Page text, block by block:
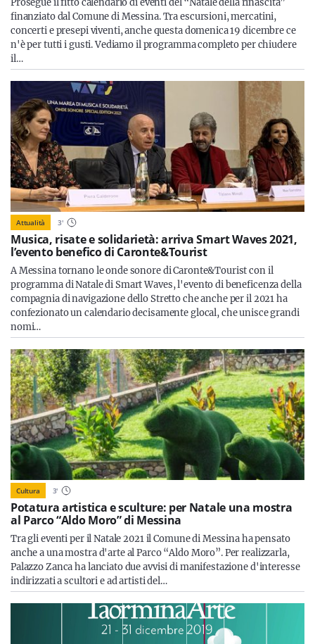
Prosegue il fitto calendario di eventi del “Natale della rinascita”
finanziato dal Comune di Messina. Tra escursioni, mercatini,
concerti e presepi viventi, anche questa domenica 19 dicembre ce
n'è per tutti i gusti. Vediamo il programma completo per chiudere
il…
Attualità 3'
Musica, risate e solidarietà: arriva Smart Waves 2021,
l’evento benefico di Caronte&Tourist
A Messina tornano le onde sonore di Caronte&Tourist con il
programma di Natale di Smart Waves, l'evento di beneficenza della
compagnia di navigazione dello Stretto che anche per il 2021 ha
confezionato un calendario decisamente glocal, che unisce grandi
nomi…
Cultura 3'
Potatura artistica e sculture: per Natale una mostra
al Parco “Aldo Moro” di Messina
Tra gli eventi per il Natale 2021 il Comune di Messina ha pensato
anche a una mostra d'arte al Parco “Aldo Moro”. Per realizzarla,
Palazzo Zanca ha lanciato due avvisi di manifestazione d'interesse
indirizzati a scultori e ad artisti del…